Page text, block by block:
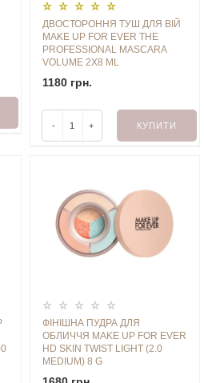
ДВОСТОРОННЯ ТУШ ДЛЯ ВІЙ
MAKE UP FOR EVER THE
PROFESSIONAL MASCARA
VOLUME 2X8 ML
1180 грн.
- + КУПИТИ
ФІНІШНА ПУДРА ДЛЯ
ОБЛИЧЧЯ MAKE UP FOR EVER
HD SKIN TWIST LIGHT (2.0
MEDIUM) 8 G